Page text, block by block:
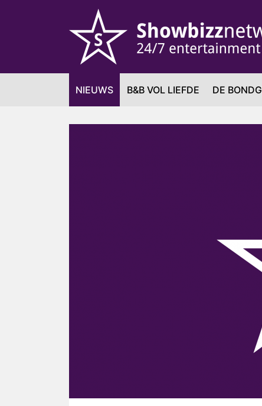
NIEUWS B&B VOL LIEFDE DE